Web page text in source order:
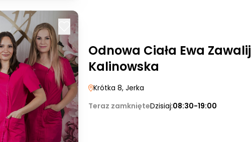
Odnowa Ciała Ewa Zawalij
Kalinowska
Krótka 8, Jerka
Teraz zamknięteDzisiaj:08:30-19:00